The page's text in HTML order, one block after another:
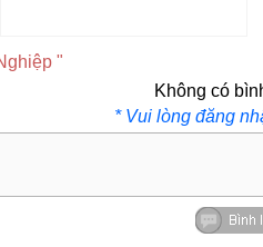
"
Không có
* Vui lòng đăng